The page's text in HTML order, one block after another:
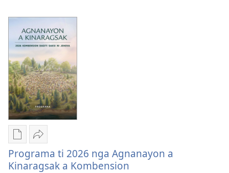
Sirkito
download
kadagiti
publikasion
Programa
ti
2025-
2026
Asamblea
Sirkito
a
Kadua
ti
Pannakabagi
2025-
2026
Asamblea
Sirkito
a
Kadua
ti
Pannakabagi
ti
Sangay
Dagiti
opsion
iti
I-
share
Programa
Programa ti 2026 nga Agnanayon a
Kinaragsak a Kombension